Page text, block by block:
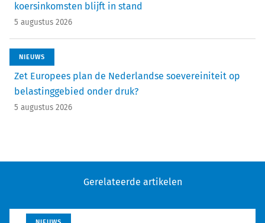
koersinkomsten blijft in stand
5 augustus 2026
NIEUWS
Zet Europees plan de Nederlandse soevereiniteit op
belastinggebied onder druk?
5 augustus 2026
Gerelateerde artikelen